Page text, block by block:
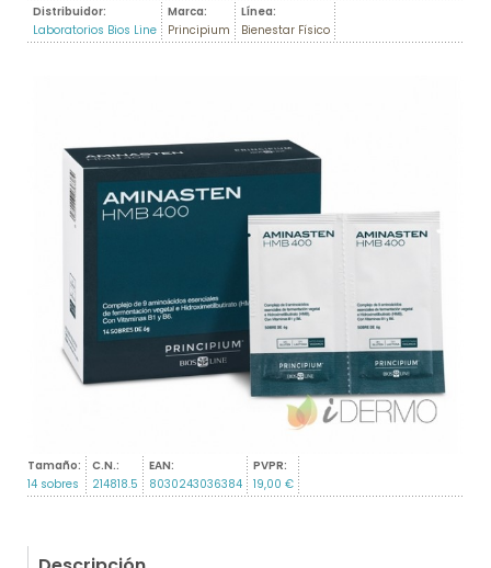
Distribuidor:
Laboratorios Bios Line
Marca:
Principium
Línea:
Bienestar Físico
Tamaño:
14 sobres
C.N.:
214818.5
EAN:
8030243036384
PVPR:
19,00 €